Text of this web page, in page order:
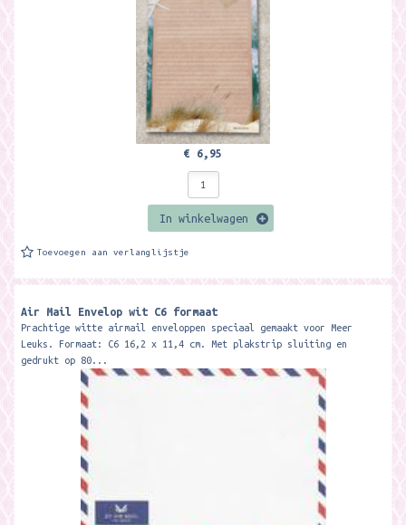
€ 6,95
In winkelwagen
Toevoegen aan verlanglijstje
Air Mail Envelop wit C6 formaat
Prachtige witte airmail enveloppen speciaal gemaakt voor Meer
Leuks. Formaat: C6 16,2 x 11,4 cm. Met plakstrip sluiting en
gedrukt op 80...